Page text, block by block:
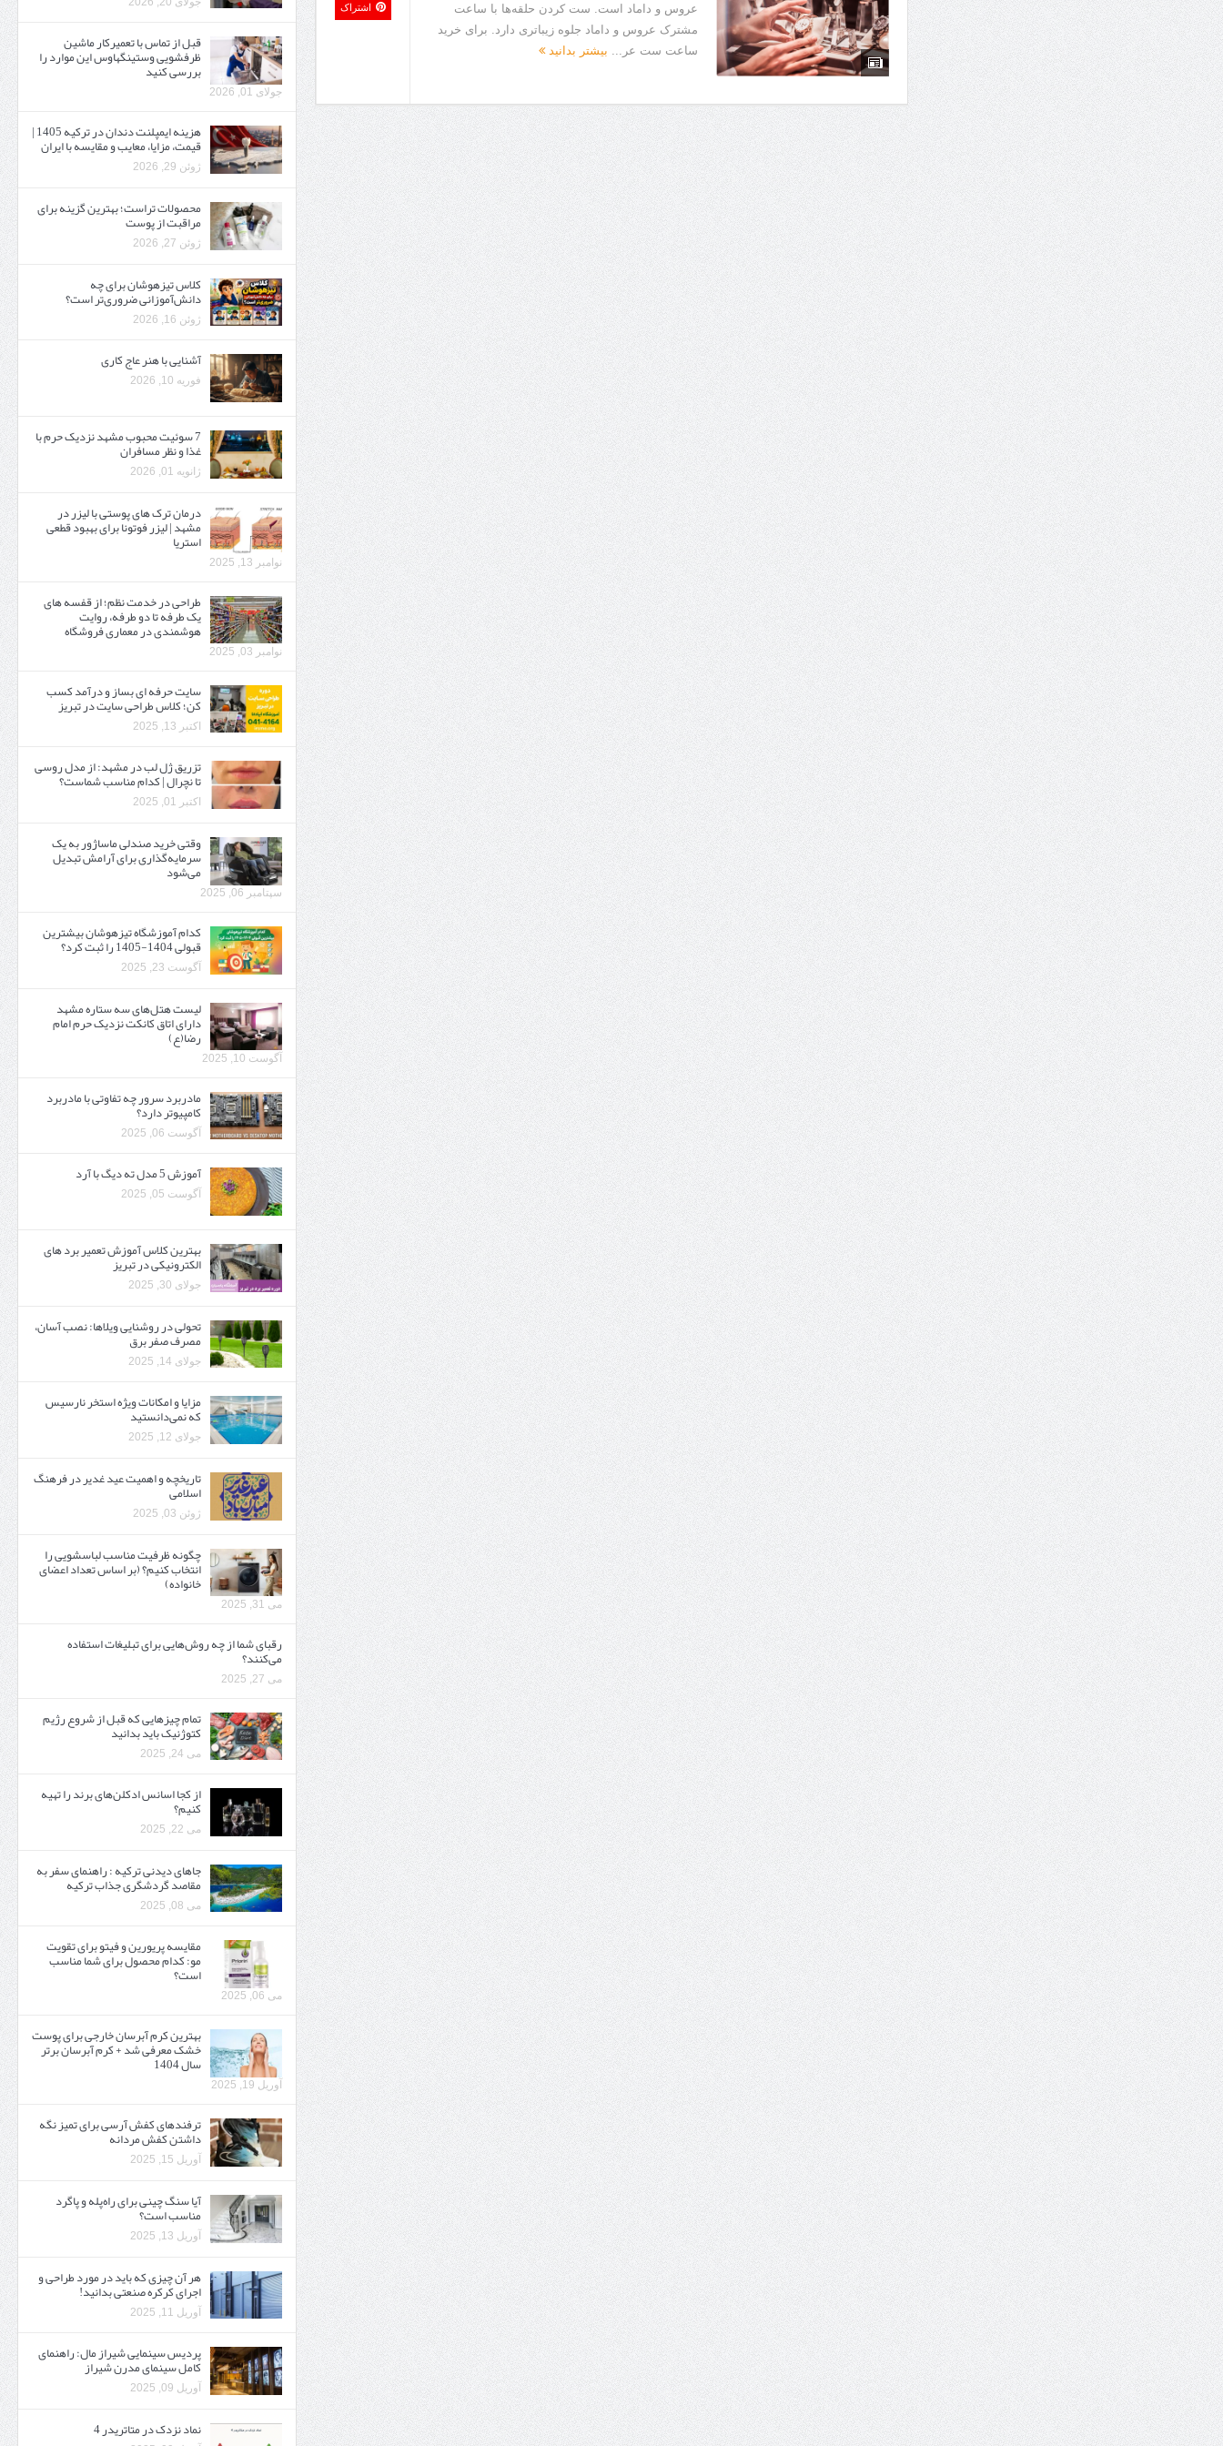
7 سوئیت محبوب مشهد نزدیک حرم با غذا و نظر مسافران
درمان ترک های پوستی با لیزر در مشهد | لیزر فوتونا برای بهبود قطعی استریا
طراحی در خدمت نظم؛ از قفسه ‌های یک‌ طرفه تا دو طرفه، روایت هوشمندی در معماری فروشگاه
عروس و داماد است. ست کردن حلقه‌ها با ساعت
مشترک عروس و داماد جلوه زیباتری دارد. برای خرید
ساعت ست عر... بیشتر بدانید
اشتراک
قبل از تماس با تعمیرکار ماشین
ظرفشویی وستینگهاوس این موارد را
بررسی کنید
جولای 01, 2026
هزینه ایمپلنت دندان در ترکیه 1405 |
قیمت، مزایا، معایب و مقایسه با ایران
ژوئن 29, 2026
محصولات تراست؛ بهترین گزینه برای
مراقبت از پوست
ژوئن 27, 2026
کلاس تیزهوشان برای چه
دانش‌آموزانی ضروری‌تر است؟
ژوئن 16, 2026
آشنایی با هنر عاج کاری
فوریه 10, 2026
7 سوئیت محبوب مشهد نزدیک حرم با
غذا و نظر مسافران
ژانویه 01, 2026
درمان ترک های پوستی با لیزر در
مشهد | لیزر فوتونا برای بهبود قطعی
استریا
نوامبر 13, 2025
طراحی در خدمت نظم؛ از قفسه ‌های
یک‌ طرفه تا دو طرفه، روایت
هوشمندی در معماری فروشگاه
نوامبر 03, 2025
سایت حرفه ‌ای بساز و درآمد کسب
کن؛ کلاس طراحی سایت در تبریز
اکتبر 13, 2025
تزریق ژل لب در مشهد: از مدل روسی
تا نچرال | کدام مناسب شماست؟
اکتبر 01, 2025
وقتی خرید صندلی ماساژور به یک
سرمایه‌گذاری برای آرامش تبدیل
می‌شود
سپتامبر 06, 2025
کدام آموزشگاه تیزهوشان بیشترین
قبولی 1404-1405 را ثبت کرد؟
آگوست 23, 2025
لیست هتل‌های سه ستاره مشهد
دارای اتاق کانکت نزدیک حرم امام
رضا(ع)
آگوست 10, 2025
مادربرد سرور چه تفاوتی با مادربرد
کامپیوتر دارد؟
آگوست 06, 2025
آموزش 5 مدل ته دیگ با آرد
آگوست 05, 2025
بهترین کلاس آموزش تعمیر برد های
الکترونیکی در تبریز
جولای 30, 2025
تحولی در روشنایی ویلاها: نصب آسان،
مصرف صفر برق
جولای 14, 2025
مزایا و امکانات ویژه استخر نارسیس
که نمی‌دانستید
جولای 12, 2025
تاریخچه و اهمیت عید غدیر در فرهنگ
اسلامی
ژوئن 03, 2025
چگونه ظرفیت مناسب لباسشویی را
انتخاب کنیم؟ (بر اساس تعداد اعضای
خانواده)
می 31, 2025
رقبای شما از چه روش‌هایی برای تبلیغات استفاده
می‌کنند؟
می 27, 2025
تمام چیزهایی که قبل از شروع رژیم
کتوژنیک باید بدانید‎
می 24, 2025
از کجا اسانس ادکلن‌های برند را تهیه
کنیم؟
می 22, 2025
جاهای دیدنی ترکیه : راهنمای سفر به
مقاصد گردشگری جذاب ترکیه
می 08, 2025
مقایسه پریورین و فیتو برای تقویت
مو: کدام محصول برای شما مناسب
است؟
می 06, 2025
بهترین کرم آبرسان خارجی برای پوست
خشک معرفی شد + کرم آبرسان برتر
سال 1404
آوریل 19, 2025
ترفندهای کفش آرسی برای تمیز نگه
داشتن کفش مردانه
آوریل 15, 2025
آیا سنگ چینی برای راه‌پله و پاگرد
مناسب است؟
آوریل 13, 2025
هر آن چیزی که باید در مورد طراحی و
اجرای کرکره صنعتی بدانید!
آوریل 11, 2025
پردیس سینمایی شیراز مال: راهنمای
کامل سینمای مدرن شیراز
آوریل 09, 2025
نماد نزدک در متاتریدر 4